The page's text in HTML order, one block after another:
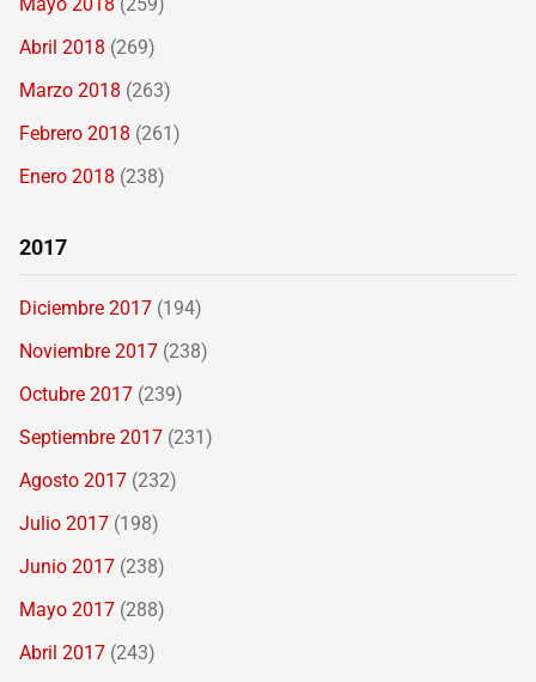
Abril 2018 (269)
Marzo 2018 (263)
Febrero 2018 (261)
Enero 2018 (238)
2017
Diciembre 2017 (194)
Noviembre 2017 (238)
Octubre 2017 (239)
Septiembre 2017 (231)
Agosto 2017 (232)
Julio 2017 (198)
Junio 2017 (238)
Mayo 2017 (288)
Abril 2017 (243)